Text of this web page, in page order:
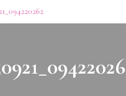
panier est vide.